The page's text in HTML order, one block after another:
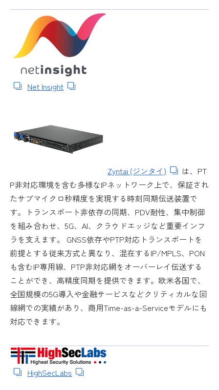
Net Insight
Zyntai (ジンタイ)
は、PT
P非対応環境を含む多様なIPネットワーク上で、保証され
たサブマイクロ秒精度を実現する時刻同期伝送装置で
す。トランスポート非依存の同期、PDV耐性、集中制御
を組み合わせ、5G、AI、クラウドエッジなど重要インフ
ラを支えます。 GNSS依存やPTP対応トランスポートを
前提とする従来方式と異なり、混在するIP/MPLS、PON
も含むIP専用線、PTP非対応網をオーバーレイ伝送する
ことができ、高精度同期を提供できます。欧米各国で、
全国規模の5G導入や金融サービスなどクリティカルな回
線網での実績があり、商用Time-as-a-Serviceモデルにも
対応できます。
HighSecLabs